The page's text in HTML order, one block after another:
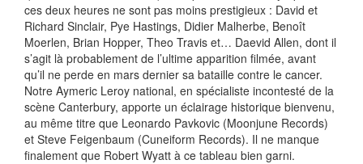
ces deux heures ne sont pas moins prestigieux : David et
Richard Sinclair, Pye Hastings, Didier Malherbe, Benoît
Moerlen, Brian Hopper, Theo Travis et… Daevid Allen, dont il
s’agit là probablement de l’ultime apparition filmée, avant
qu’il ne perde en mars dernier sa bataille contre le cancer.
Notre Aymeric Leroy national, en spécialiste incontesté de la
scène Canterbury, apporte un éclairage historique bienvenu,
au même titre que Leonardo Pavkovic (Moonjune Records)
et Steve Feigenbaum (Cuneiform Records). Il ne manque
finalement que Robert Wyatt à ce tableau bien garni.